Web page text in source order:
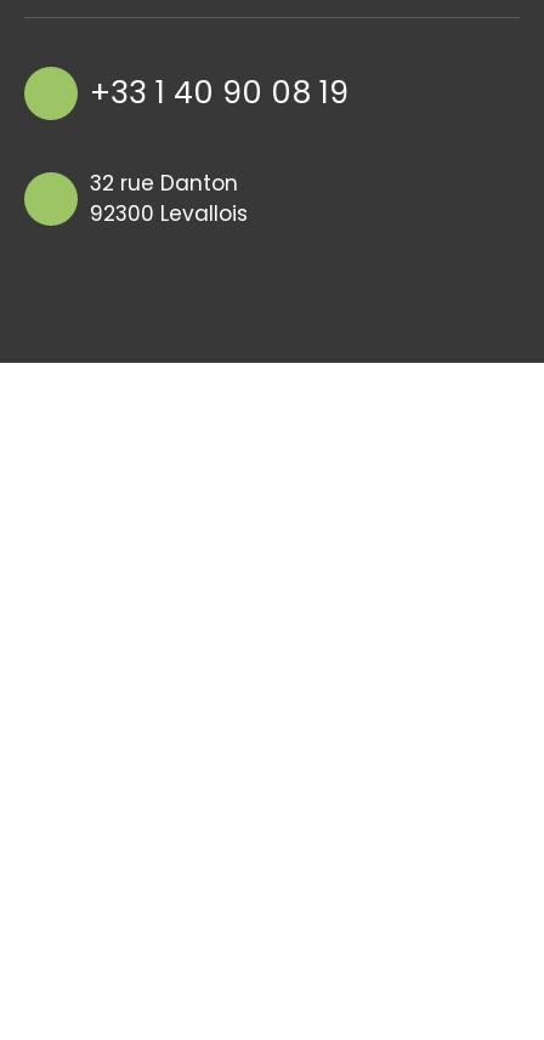
+33 1 40 90 08 19
32 rue Danton
92300 Levallois